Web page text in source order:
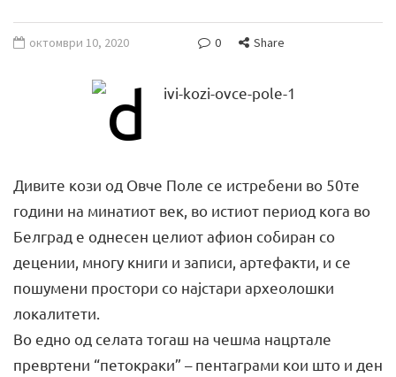
октомври 10, 2020 0 Share
Дивите кози од Овче Поле се истребени во 50те
години на минатиот век, во истиот период кога во
Белград е однесен целиот афион собиран со
децении, многу книги и записи, артефакти, и се
пошумени простори со најстари археолошки
локалитети.
Во едно од селата тогаш на чешма нацртале
превртени “петокраки” – пентаграми кои што и ден